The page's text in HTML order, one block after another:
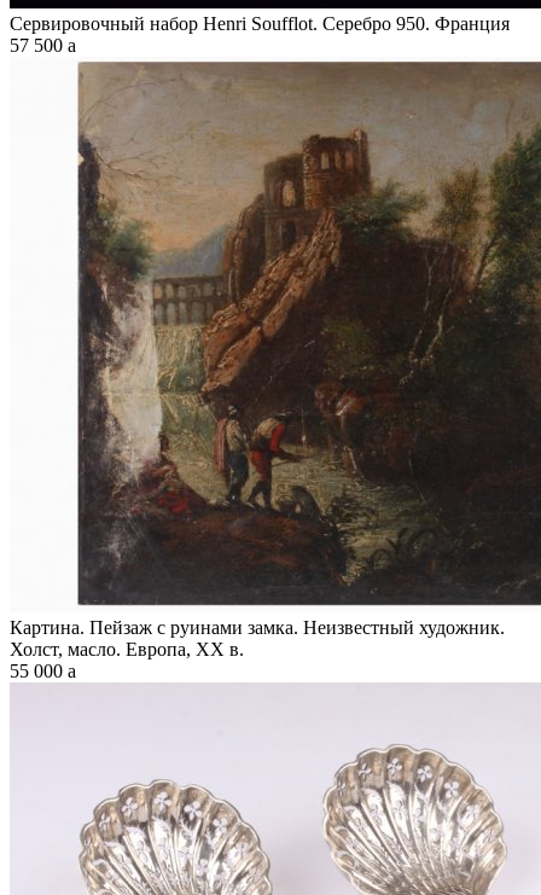
Сервировочный набор Henri Soufflot. Серебро 950. Франция
57 500 a
Картина. Пейзаж с руинами замка. Неизвестный художник.
Холст, масло. Европа, XX в.
55 000 a